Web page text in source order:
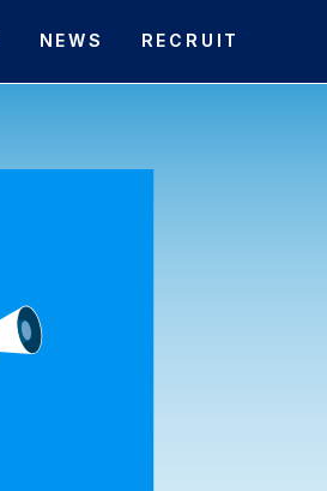
NEWS RECRUIT